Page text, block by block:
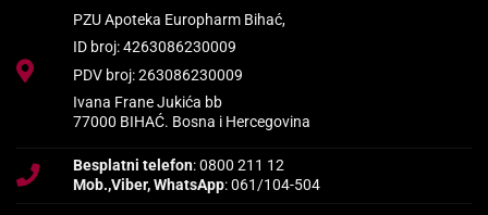
PZU Apoteka Europharm Bihać,
ID broj: 4263086230009
PDV broj: 263086230009
Ivana Frane Jukića bb
77000 BIHAĆ. Bosna i Hercegovina
Besplatni telefon: 0800 211 12
Mob.,Viber, WhatsApp: 061/104-504